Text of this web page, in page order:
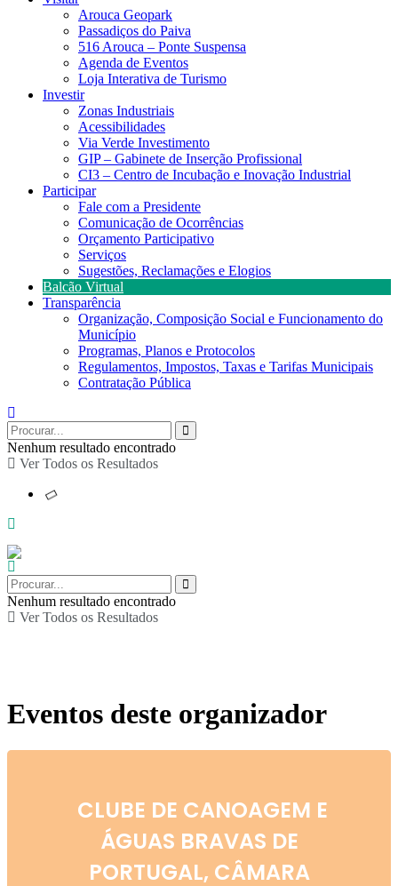
Arouca Geopark
Passadiços do Paiva
516 Arouca – Ponte Suspensa
Agenda de Eventos
Loja Interativa de Turismo
Investir
Zonas Industriais
Acessibilidades
Via Verde Investimento
GIP – Gabinete de Inserção Profissional
CI3 – Centro de Incubação e Inovação Industrial
Participar
Fale com a Presidente
Comunicação de Ocorrências
Orçamento Participativo
Serviços
Sugestões, Reclamações e Elogios
Balcão Virtual
Transparência
Organização, Composição Social e Funcionamento do
Município
Programas, Planos e Protocolos
Regulamentos, Impostos, Taxas e Tarifas Municipais
Contratação Pública
Nenhum resultado encontrado
Ver Todos os Resultados
Nenhum resultado encontrado
Ver Todos os Resultados
Eventos deste organizador
CLUBE DE CANOAGEM E
ÁGUAS BRAVAS DE
PORTUGAL, CÂMARA